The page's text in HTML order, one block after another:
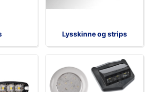
Lysskinne og strips